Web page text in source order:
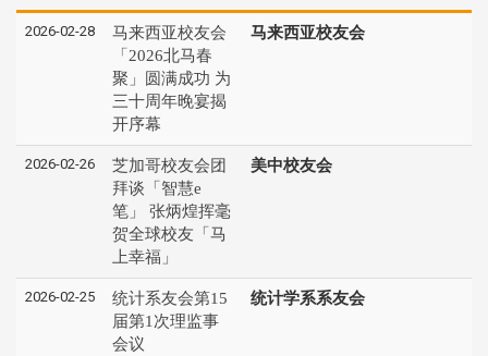
2026-02-28
马来西亚校友会
「2026北马春
聚」圆满成功 为
三十周年晚宴揭
开序幕
马来西亚校友会
2026-02-26
芝加哥校友会团
拜谈「智慧e
笔」 张炳煌挥毫
贺全球校友「马
上幸福」
美中校友会
2026-02-25
统计系友会第15
届第1次理监事
会议
统计学系系友会